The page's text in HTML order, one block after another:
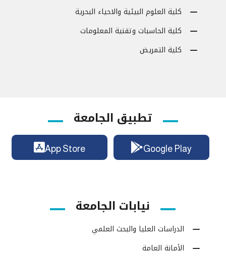
كلية العلوم البيئية والاحياء البحرية
كلية الحاسبات وتقنية المعلومات
كلية التمريض
تطبيق الجامعة
Google Play
App Store
نيابات الجامعة
الدراسات العليا والبحث العلمي
الأمانة العامة